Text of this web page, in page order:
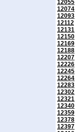
12055
12074
12093
12112
12131
12150
12169
12188
12207
12226
12245
12264
12283
12302
12321
12340
12359
12378
12397